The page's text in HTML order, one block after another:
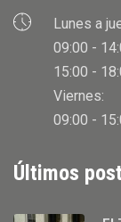
Lunes a
09:00 -
15:00 -
Viernes:
09:00 -
Últimos